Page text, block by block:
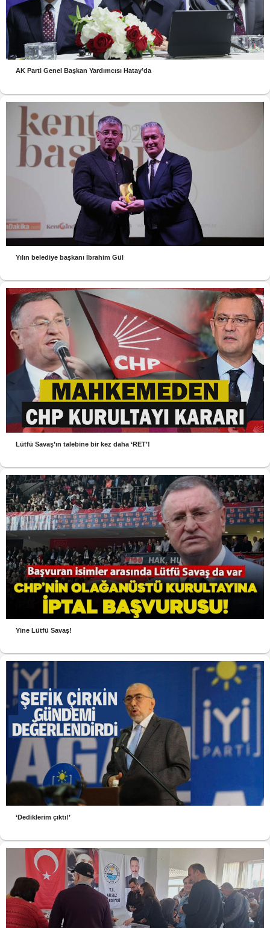
AK Parti Genel Başkan Yardımcısı Hatay’da
Yılın belediye başkanı İbrahim Gül
Lütfü Savaş’ın talebine bir kez daha ‘RET’!
Yine Lütfü Savaş!
‘Dediklerim çıktı!’